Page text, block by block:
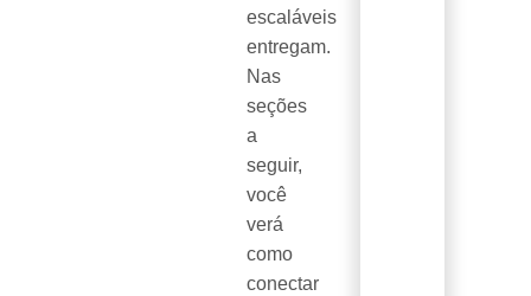
escaláveis
entregam.
Nas
seções
a
seguir,
você
verá
como
conectar